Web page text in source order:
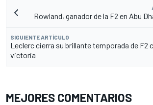
Rowland, ganador de la F2 en Abu
SIGUIENTE ARTÍCULO
Leclerc cierra su brillante temporada de F2
victoria
MEJORES COMENTARIOS